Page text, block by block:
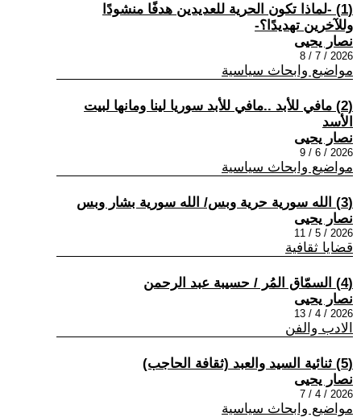
(1) -لماذا تكون الحرية للعديدين هدفًا منشودًا
وللآخرين تهديدًا؟-
نصار يحيى
2026 / 7 / 8
مواضيع وابحاث سياسية
(2) مافي للأبد ..مافي للأبد سوريا لينا ومانها لبيت
الأسد
نصار يحيى
2026 / 6 / 9
مواضيع وابحاث سياسية
(3) الله سورية حرية وبس/ الله سورية بشار وبس
نصار يحيى
2026 / 5 / 11
قضايا ثقافية
(4) السمّاق المُر / حسيبة عبد الرحمن
نصار يحيى
2026 / 4 / 13
الادب والفن
(5) ثنائية السيد والعبد (ثقافة الحاجب)
نصار يحيى
2026 / 4 / 7
مواضيع وابحاث سياسية